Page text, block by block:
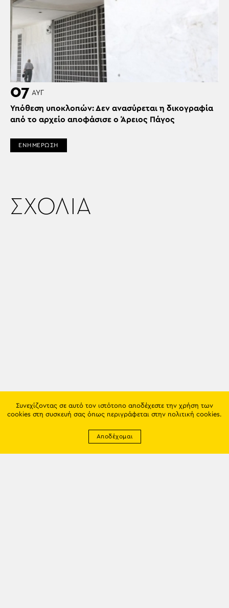
07 ΑΥΓ
Υπόθεση υποκλοπών: Δεν ανασύρεται η δικογραφία
από το αρχείο αποφάσισε ο Άρειος Πάγος
ΕΝΗΜΕΡΩΣΗ
ΣΧΟΛΙΑ
Συνεχίζοντας σε αυτό τον ιστότοπο αποδέχεστε την χρήση των
cookies στη συσκευή σας όπως περιγράφεται στην πολιτική cookies.
Αποδέχομαι